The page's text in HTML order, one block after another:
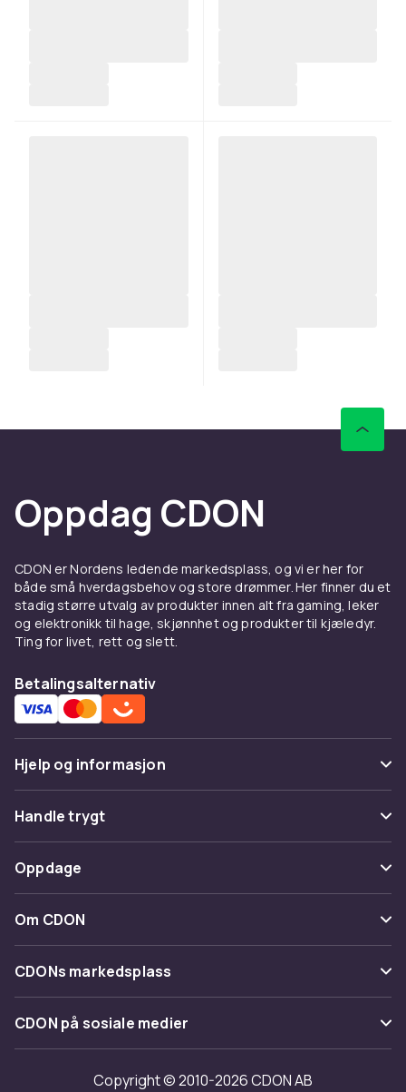
Oppdag CDON
CDON er Nordens ledende markedsplass, og vi er her for
både små hverdagsbehov og store drømmer. Her finner du et
stadig større utvalg av produkter innen alt fra gaming, leker
og elektronikk til hage, skjønnhet og produkter til kjæledyr.
Ting for livet, rett og slett.
Betalingsalternativ
Hjelp og informasjon
Vanlige spørsmål
Spor pakke
Angre & returner her
Kontakt oss
Handle trygt
Betaling
Levering
Tilbakekallinger
Oppdage
Kategorier
Varemerker
Om CDON
Om oss
Kundeanmeldelser
Jobbe på CDON
Investor relations
CDONs markedsplass
Merchant Help Center
CDON på sosiale medier
Copyright © 2010-2026 CDON AB